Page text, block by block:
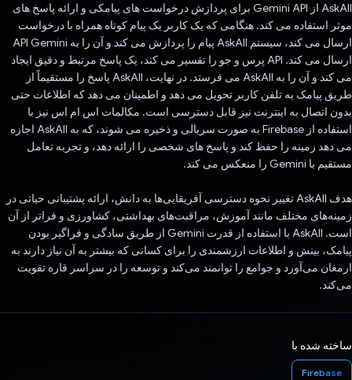
AskAll از Gemini API برای پردازش درخواست های پیامکی و ارائه پاسخ های
موثر استفاده می کند. هنگامی که یک کاربر یک پیام کوتاه همراه با درخواست
ارسال می کند، سیستم AskAll پیام را پردازش می کند و آن را به API Gemini
ارسال می کند. API پرس و جو را تفسیر می کند، یک پاسخ مرتبط و دقیق ایجاد
می کند و آن را به AskAll می فرستد. در نهایت، AskAll پاسخ را مستقیماً از
طریق پیامک به تلفن کاربر تحویل می دهد و اطمینان می دهد که اطلاعات حتی
بدون اتصال به اینترنت نیز قابل دسترسی است. مکالمات اس ام اس نیز با
استفاده از Firebase به صورت سریالی و ذخیره می شوند، که به AskAll اجازه
می دهد زمینه را حفظ کند و پاسخ های شخصی را ارائه دهد، و تجربه تعامل
مستقیم با Gemini را منعکس می کند.
هدف AskAll تغییر نحوه دسترسی آفریقایی‌ها به دانش، ارائه پشتیبانی حیاتی در
زمینه‌های مختلف مانند آموزش، مراقبت‌های بهداشتی، کشاورزی و فراتر از آن
است. AskAll با استفاده از قدرت Gemini از طریق سادگی و فراگیر بودن
پیامک، بینش و اطلاعات ارزشمندی را برای کسانی که بیشتر به آن نیاز دارند به
ارمغان می‌آورد و جوامع را توانمند می‌کند و توسعه را در سراسر قاره تقویت
می‌کند.
ساخته شده با
Firebase